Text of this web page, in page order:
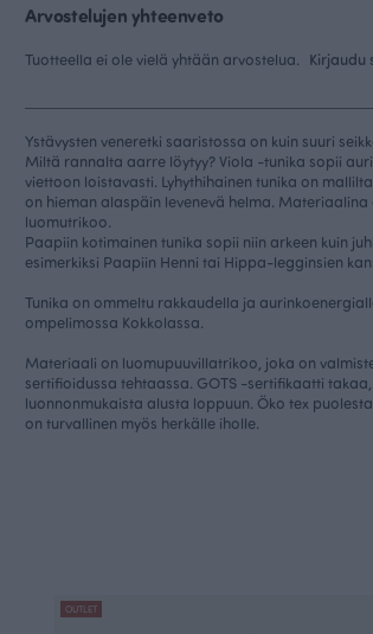
Arvostelujen yhteenveto
Tuotteella ei ole vielä yhtään arvostelua. Kirjaudu
Ystävysten veneretki saaristossa on kuin suuri
Miltä rannalta aarre löytyy? Viola -tunika sopii
viettoon loistavasti. Lyhythihainen tunika on
on hieman alaspäin levenevä helma.
luomutrikoo.
Paapiin kotimainen tunika sopii niin arkeen kuin
esimerkiksi Paapiin Henni tai Hippa-legginsien
Tunika on ommeltu rakkaudella ja
ompelimossa Kokkolassa.
Materiaali on luomupuuvillatrikoo, joka on
sertifioidussa tehtaassa. GOTS -sertifikaatti
luonnonmukaista alusta loppuun. Öko tex
on turvallinen myös herkälle iholle.
OUTLET